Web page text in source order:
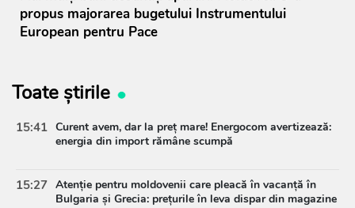
propus majorarea bugetului Instrumentului
European pentru Pace
Toate știrile
15:41 Curent avem, dar la preț mare! Energocom avertizează:
energia din import rămâne scumpă
15:27 Atenție pentru moldovenii care pleacă în vacanță în
Bulgaria și Grecia: prețurile în leva dispar din magazine